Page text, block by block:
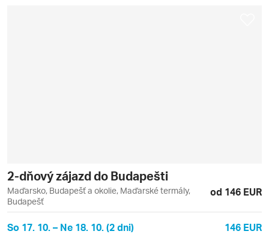
2-dňový zájazd do Budapešti
Maďarsko, Budapešť a okolie, Maďarské termály,
Budapešť
od 146 EUR
So 17. 10. – Ne 18. 10. (2 dni) 146 EUR